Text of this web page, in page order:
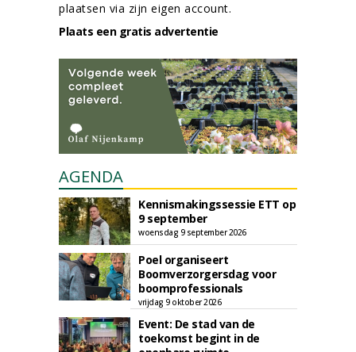
plaatsen via zijn eigen account.
Plaats een gratis advertentie
AGENDA
Kennismakingssessie ETT op
9 september
woensdag 9 september 2026
Poel organiseert
Boomverzorgersdag voor
boomprofessionals
vrijdag 9 oktober 2026
Event: De stad van de
toekomst begint in de